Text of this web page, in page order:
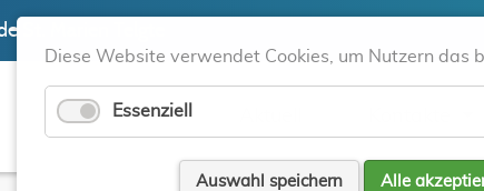
St. Marien Telgte
Diese Website verwendet Cookies, um Nutzern das
Essenziell
Auswahl speichern Alle